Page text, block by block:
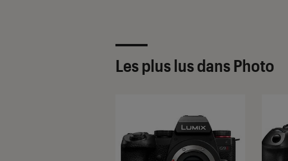
Les plus lus dans Photo